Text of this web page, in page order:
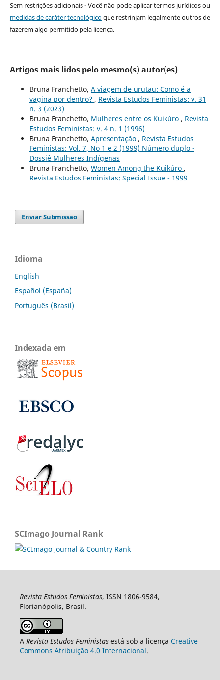
Sem restrições adicionais - Você não pode aplicar termos jurídicos ou
medidas de caráter tecnológicoque restrinjam legalmente outros de
fazerem algo permitido pela licença.
Artigos mais lidos pelo mesmo(s) autor(es)
Bruna Franchetto, A viagem de urutau: Como é a
vagina por dentro? , Revista Estudos Feministas: v. 31
n. 3 (2023)
Bruna Franchetto, Mulheres entre os Kuikúro , Revista
Estudos Feministas: v. 4 n. 1 (1996)
Bruna Franchetto, Apresentação , Revista Estudos
Feministas: Vol. 7, No 1 e 2 (1999) Número duplo -
Dossiê Mulheres Indígenas
Bruna Franchetto, Women Among the Kuikúro ,
Revista Estudos Feministas: Special Issue - 1999
Enviar Submissão
Idioma
English
Español (España)
Português (Brasil)
Indexada em
SCImago Journal Rank
Revista Estudos Feministas, ISSN 1806-9584,
Florianópolis, Brasil.
A Revista Estudos Feministasestá sob a licença Creative
Commons Atribuição 4.0 Internacional.